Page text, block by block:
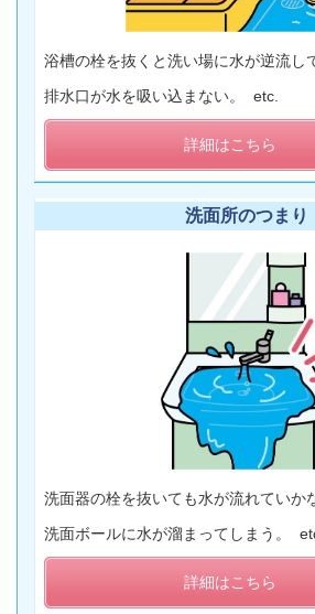
浴槽の栓を抜くと洗い場に水が逆流し
排水口が水を吸い込まない。 etc.
詳細はこちら
洗面所のつまり
洗面器の栓を抜いても水が流れていか
洗面ボールに水が溜まってしまう。
詳細はこちら